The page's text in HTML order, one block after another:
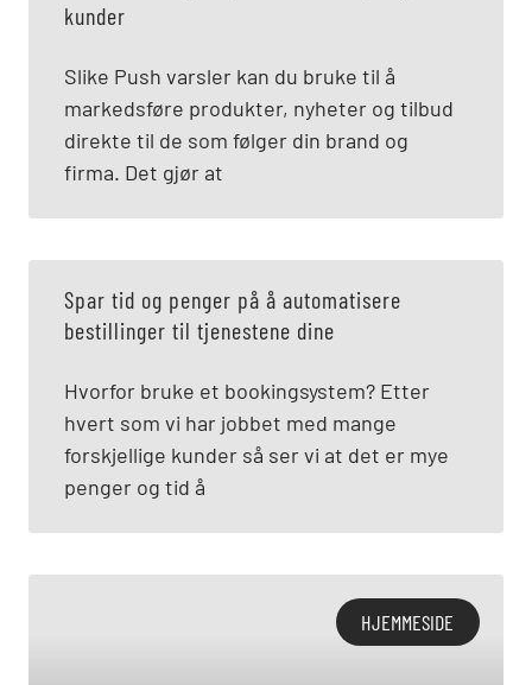
kunder
Slike Push varsler kan du bruke til å
markedsføre produkter, nyheter og tilbud
direkte til de som følger din brand og
firma. Det gjør at
Spar tid og penger på å automatisere
bestillinger til tjenestene dine
Hvorfor bruke et bookingsystem? Etter
hvert som vi har jobbet med mange
forskjellige kunder så ser vi at det er mye
penger og tid å
HJEMMESIDE